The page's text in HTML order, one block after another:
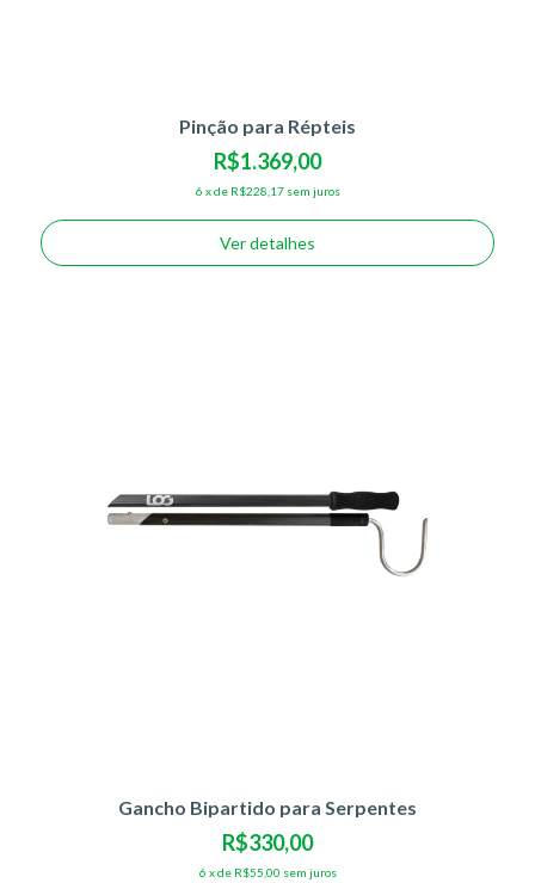
Pinção para Répteis
R$1.369,00
6 xde R$228,17 sem juros
Ver detalhes
Gancho Bipartido para Serpentes
R$330,00
6 xde R$55,00 sem juros